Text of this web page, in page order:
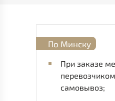
По Минску
При заказе
самовывоз;